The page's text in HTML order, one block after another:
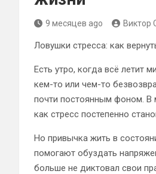
9 месяцев ago Виктор
Ловушки стресса: как
Есть утро, когда всё летит
кем-то или чем-то
почти постоянным фоном. В
как стресс постепенно
Но привычка жить в
помогают обуздать
больше не диктовал свои